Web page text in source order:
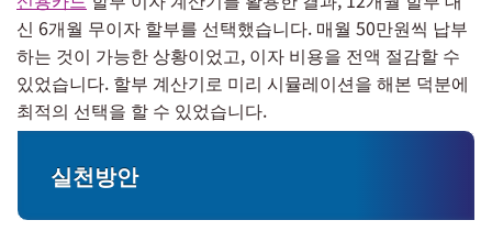
신 6개월 무이자 할부를 선택했습니다. 매월 50만원씩 납부
하는 것이 가능한 상황이었고, 이자 비용을 전액 절감할 수
있었습니다. 할부 계산기로 미리 시뮬레이션을 해본 덕분에
최적의 선택을 할 수 있었습니다.
실천방안